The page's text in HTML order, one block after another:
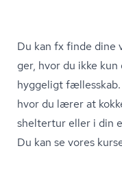
Du kan fx finde dine
ger, hvor du ikke
hyggeligt
hvor du lærer at
sheltertur eller i din
Du kan se vores